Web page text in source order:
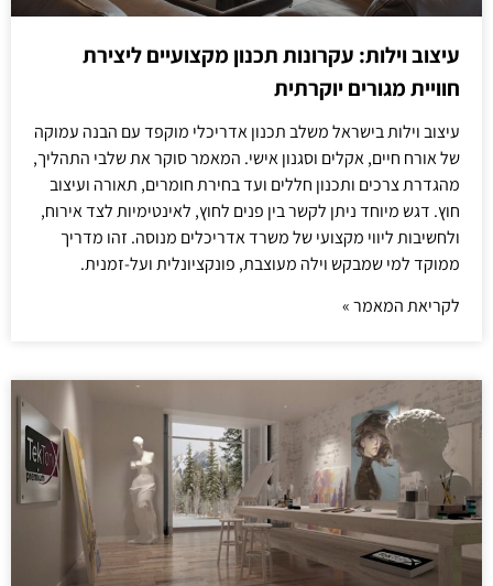
עיצוב וילות: עקרונות תכנון מקצועיים ליצירת
חוויית מגורים יוקרתית
עיצוב וילות בישראל משלב תכנון אדריכלי מוקפד עם הבנה עמוקה
של אורח חיים, אקלים וסגנון אישי. המאמר סוקר את שלבי התהליך,
מהגדרת צרכים ותכנון חללים ועד בחירת חומרים, תאורה ועיצוב
חוץ. דגש מיוחד ניתן לקשר בין פנים לחוץ, לאינטימיות לצד אירוח,
ולחשיבות ליווי מקצועי של משרד אדריכלים מנוסה. זהו מדריך
ממוקד למי שמבקש וילה מעוצבת, פונקציונלית ועל-זמנית.
לקריאת המאמר »